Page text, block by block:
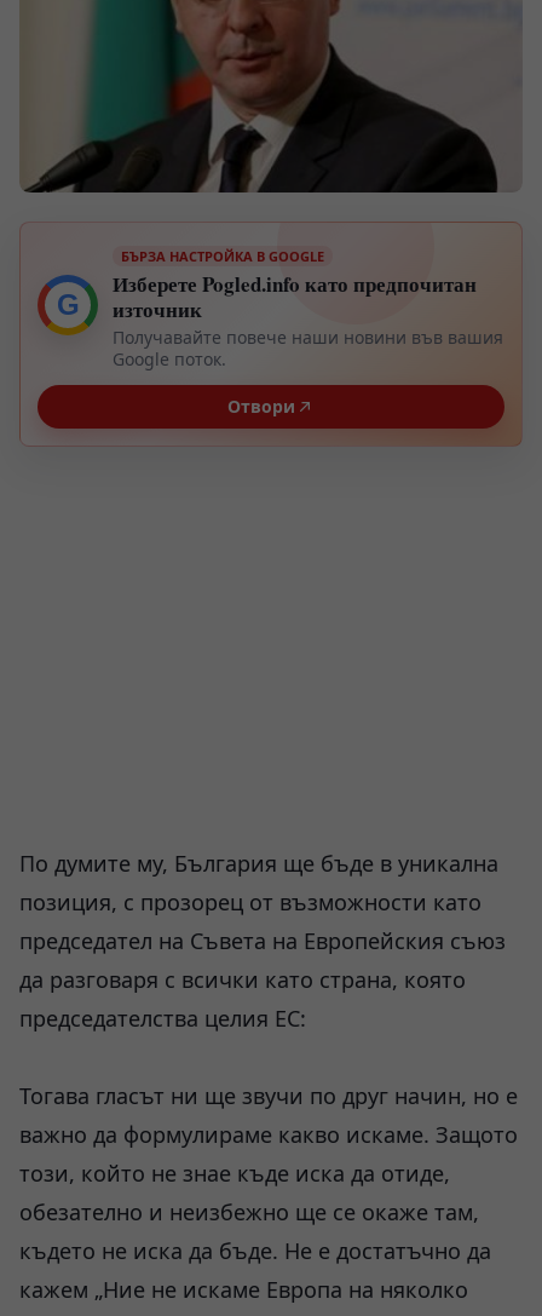
G
БЪРЗА НАСТРОЙКА В GOOGLE
Изберете Pogled.info като предпочитан
източник
Получавайте повече наши новини във вашия
Google поток.
Отвори
По думите му, България ще бъде в уникална
позиция, с прозорец от възможности като
председател на Съвета на Европейския съюз
да разговаря с всички като страна, която
председателства целия ЕС:
Тогава гласът ни ще звучи по друг начин, но е
важно да формулираме какво искаме. Защото
този, който не знае къде иска да отиде,
обезателно и неизбежно ще се окаже там,
където не иска да бъде. Не е достатъчно да
кажем „Ние не искаме Европа на няколко